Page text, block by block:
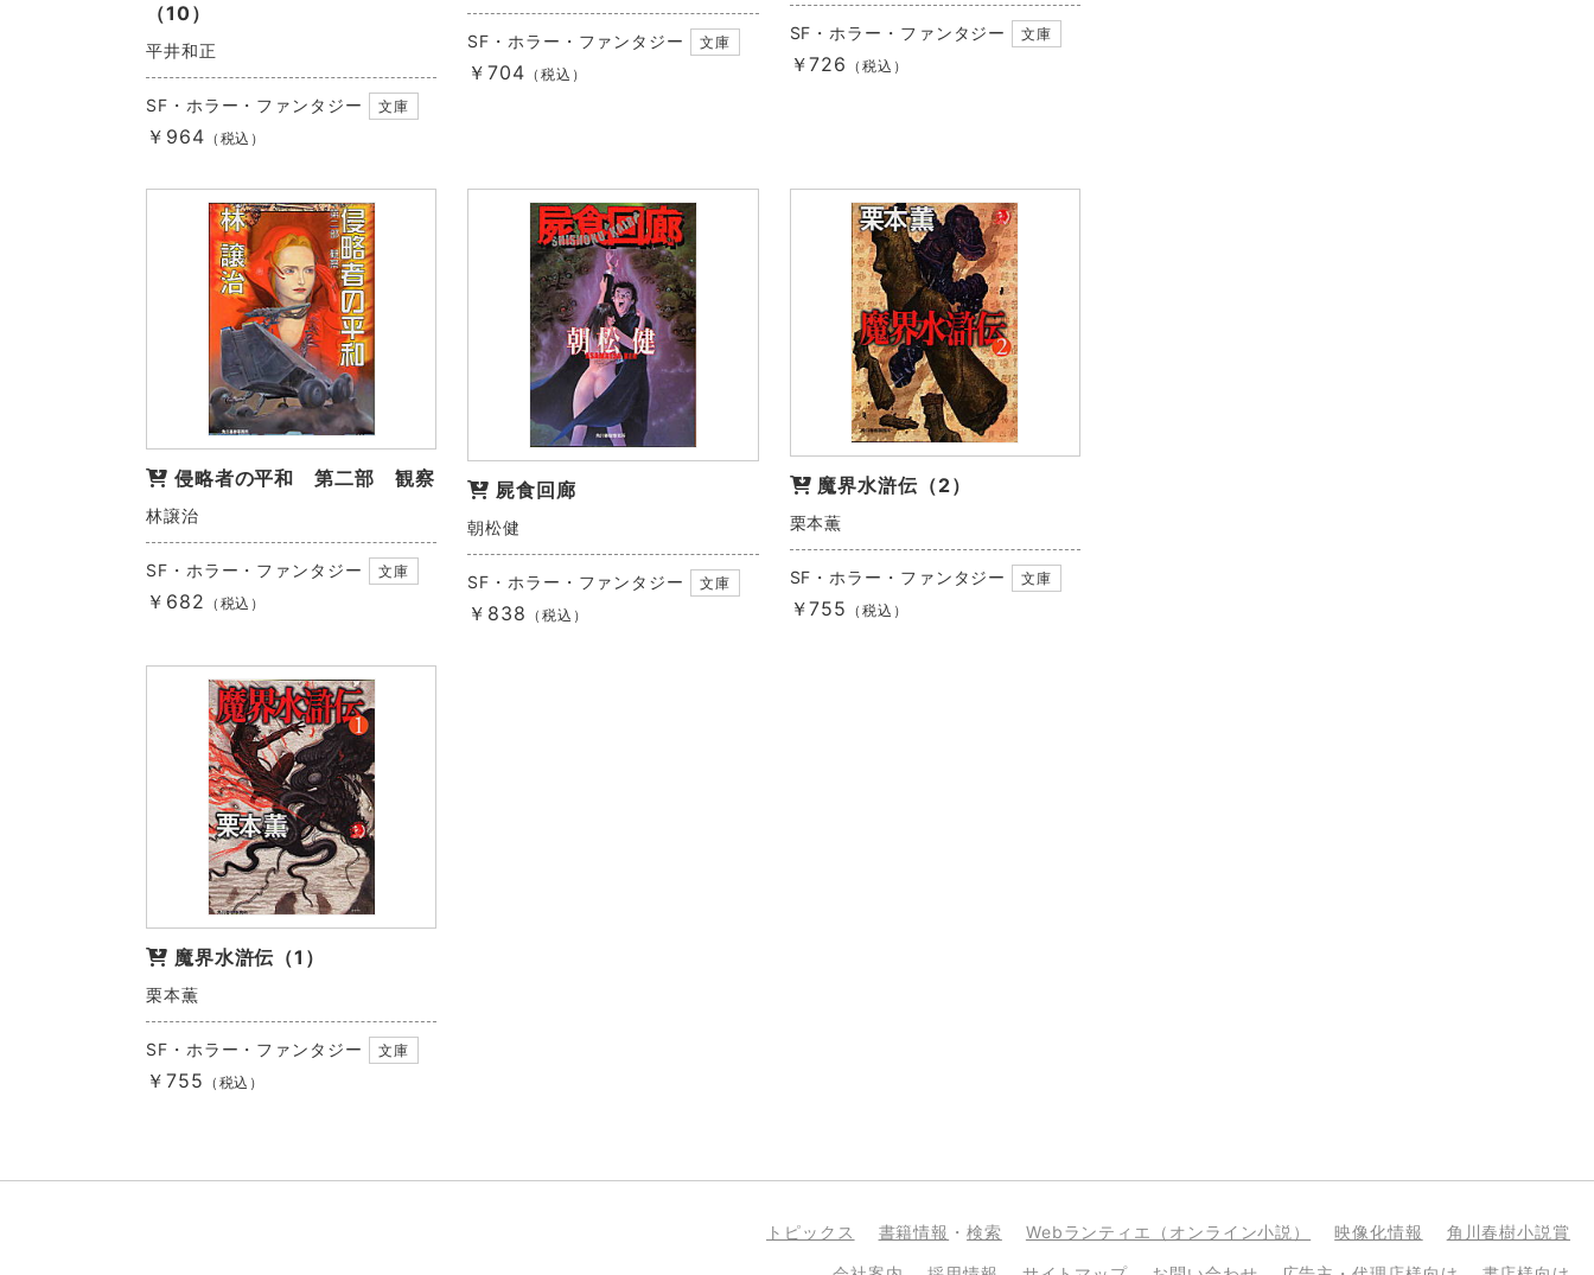
（10）
平井和正
SF・ホラー・ファンタジー 文庫
￥964 （税込）
SF・ホラー・ファンタジー 文庫
￥704 （税込）
SF・ホラー・ファンタジー 文庫
￥726 （税込）
侵略者の平和 第二部 観察
林譲治
SF・ホラー・ファンタジー 文庫
￥682 （税込）
屍食回廊
朝松健
SF・ホラー・ファンタジー 文庫
￥838 （税込）
魔界水滸伝（2）
栗本薫
SF・ホラー・ファンタジー 文庫
￥755 （税込）
魔界水滸伝（1）
栗本薫
SF・ホラー・ファンタジー 文庫
￥755 （税込）
トピックス 書籍情報 ・検索 Webランティエ（オンライン小説） 映像化情報 角川春樹小説賞